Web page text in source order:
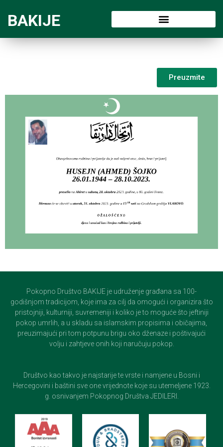
BAKIJE
Preuzmite
Pokopno Društvo BAKIJE je udruženje građana sa 100-
godišnjom tradicijom, koje ima za cilj da omogući i organizira što
pristojniji, kulturniji, suvremeniji i koliko je to moguće što jeftiniji
pokop umrlih, a u skladu sa islamskim propisima i običajima,
preuzimajući pri tom potpunu brigu oko dženaze i poštivajući
volju i zahtjeve onih koji naručuju pokop.
Društvo kao takvo je najstarije te vrste i namjene u Bosni i
Hercegovini i baštini sve one vrijednote koje su utemeljene 1923.
g. osnivanjem Pokopnog Društva JEDILERI.